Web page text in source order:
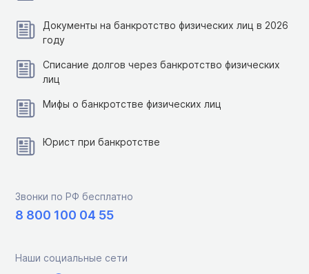
Документы на банкротство физических лиц в 2026
году
Списание долгов через банкротство физических
лиц
Мифы о банкротстве физических лиц
Юрист при банкротстве
Звонки по РФ бесплатно
8 800 100 04 55
Наши социальные сети